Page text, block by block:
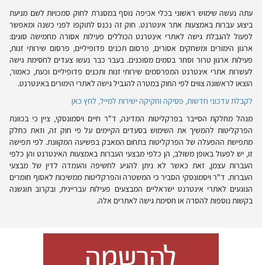
עתה נעשה שימוש ראשוני בכלי אכיפה נוסף במסגרת לחוק סמכויות לשם מניעת
ביצוע עברות באמצעות אתר אינטרנט. חוק זה נכנס לתוקפו לפני כשנה ומאפשר
לפעול להגבלת גישה לאתרי אינטרנט הכוללים פעילות אסורה מחמישה סוגים:
ארגון הימורים ומשחקים אסורים, פרסום תכנים פדופיליים, פרסום שירותי זנות,
פעילות ארגון טרור וסחר בסמים מסוכנים. בעבר כבר נעשו צעדים לחסימת גישה
לעשרות אתרי אינטרנט המפרסמים שירותי זנות ותכנים פדופיליים וכעת, כאמור,
הוצאו לראשונה צווים לפי החוק במטרה להגביל גישה לאתרי הימורים באינטרנט.
לקבלת עדכוני חדשות, פסיקה וחקיקה ישירות למייל, לחץ כאן
מנהל מחלקת הסייבר בפרקליטות המדינה, ד"ר חיים ויסמונסקי, ציין כי בכוונת
הפרקליטות להמשיך את השימוש בסעדים הקיימים על פי חוק זה, וזאת כחלק
מתפישת ההפעלה של הפרקליטות בתחום המאבק בפשיעה המקוונת. לפי תפישה
זו, יש לפעול באופן משולב, הן כלפי מבצעי העברות באמצעות האינטרנט והן כלפי
העברות עצמן, זאת כאשר לא ניתן להגיע לחשיפה והעמדה לדין של מבצעי
העברות. ד"ר ויסמונסקי הסביר כי המשטרה והפרקליטות ממשיכות לאסוף חומרים
הנוגעים לאתרי אינטרנט ישראליים המבצעים פעילות עבריינית, ובקרוב תוגשנה
בקשות נוספות להסרה או חסימת גישה לאתרים אלה.